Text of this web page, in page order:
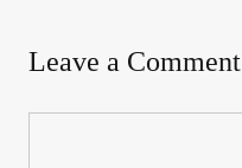
Leave a Comment